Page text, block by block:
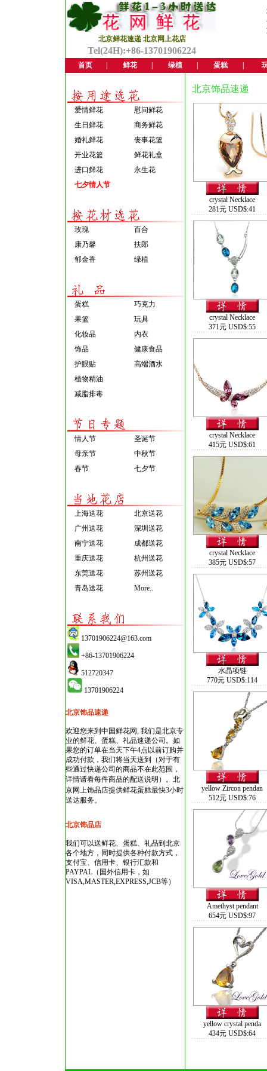
北京鲜花速递 北京网上花店
Tel(24H):+86-13701906224
首页 鲜花 绿植 蛋糕
爱情鲜花
慰问鲜花
生日鲜花
商务鲜花
婚礼鲜花
丧事花篮
开业花篮
鲜花礼盒
进口鲜花
永生花
七夕情人节
玫瑰
百合
康乃馨
扶郎
郁金香
绿植
蛋糕
巧克力
果篮
玩具
化妆品
内衣
饰品
健康食品
护眼贴
高端酒水
植物精油
减脂排毒
情人节
圣诞节
母亲节
中秋节
春节
七夕节
上海送花
北京送花
广州送花
深圳送花
南宁送花
成都送花
重庆送花
杭州送花
东莞送花
苏州送花
青岛送花
More..
13701906224@163.com
+86-13701906224
512720347
13701906224
北京饰品速递
欢迎您来到中国鲜花网, 我们是北京专
业的鲜花、蛋糕、礼品速递公司。如
果您的订单在当天下午4点以前订购并
成功付款，我们将当天送到（对于有
些通过快递公司的商品不在此范围，
详情请看每件商品的配送说明）。 北
京网上饰品店提供鲜花蛋糕最快3小时
送达服务。
北京饰品店
我们可以送鲜花、蛋糕、礼品到北京
各个地方，同时提供各种付款方式，
支付宝、信用卡、银行汇款和
PAYPAL（国外信用卡，如
VISA,MASTER,EXPRESS,JCB等）
北京饰品速递
crystal Necklace
281元 USD$:41
crystal Necklace
371元 USD$:55
crystal Necklace
415元 USD$:61
crystal Necklace
385元 USD$:57
水晶项链
770元 USD$:114
yellow Zircon pendan
512元 USD$:76
Amethyst pendant
654元 USD$:97
yellow crystal penda
434元 USD$:64